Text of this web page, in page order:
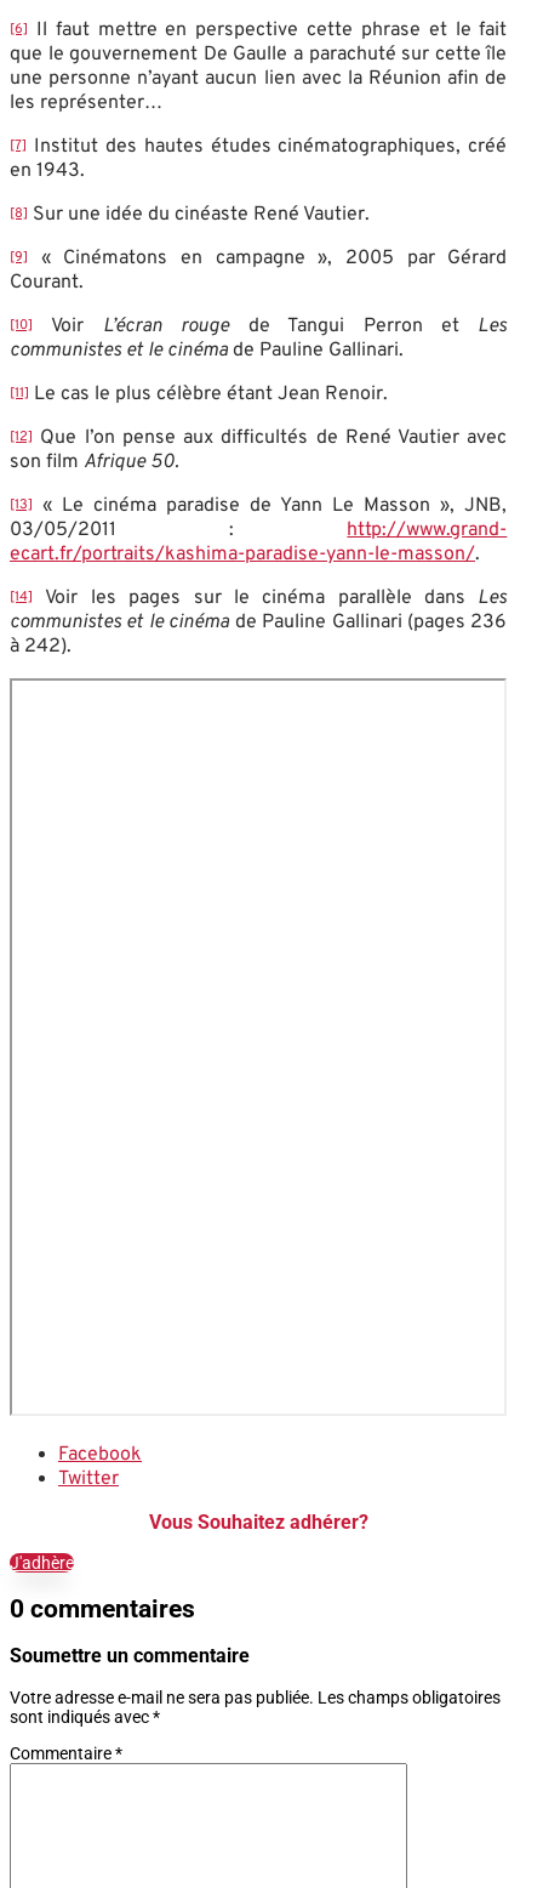
[6]
Il faut mettre en perspective cette phrase et le fait
que le gouvernement De Gaulle a parachuté sur cette île
une personne n’ayant aucun lien avec la Réunion afin de
les représenter…
[7]
Institut des hautes études cinématographiques, créé
en 1943.
[8] Sur une idée du cinéaste René Vautier.
[9]
« Cinématons en campagne », 2005 par Gérard
Courant.
[10] Voir L’écran rouge de Tangui Perron et Les
communistes et le cinéma de Pauline Gallinari.
[11] Le cas le plus célèbre étant Jean Renoir.
[12]
Que l’on pense aux difficultés de René Vautier avec
son film Afrique 50.
[13]
« Le cinéma paradise de Yann Le Masson », JNB,
03/05/2011 : http://www.grand-
ecart.fr/portraits/kashima-paradise-yann-le-masson/.
[14] Voir les pages sur le cinéma parallèle dans Les
communistes et le cinéma de Pauline Gallinari (pages 236
à 242).
Facebook
Twitter
Vous Souhaitez adhérer?
J'adhère
0 commentaires
Soumettre un commentaire
Votre adresse e-mail ne sera pas publiée. Les champs obligatoires
sont indiqués avec*
Commentaire*